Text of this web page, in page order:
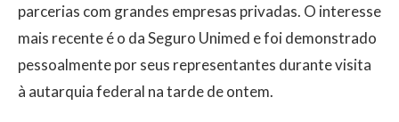
parcerias com grandes empresas privadas. O interesse
mais recente é o da Seguro Unimed e foi demonstrado
pessoalmente por seus representantes durante visita
à autarquia federal na tarde de ontem.